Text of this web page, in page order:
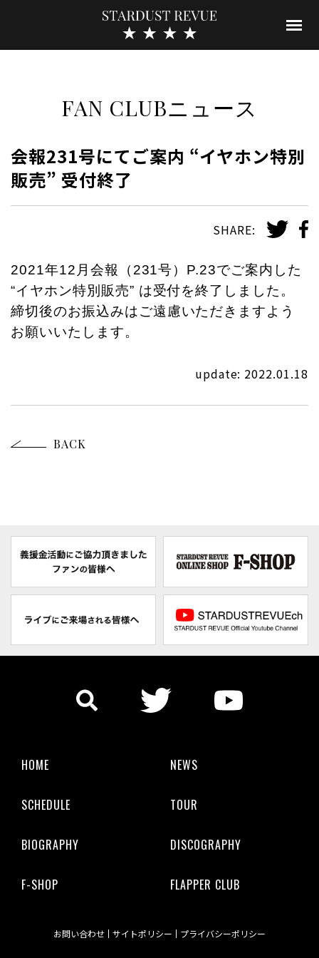
FAN CLUBニュース
会報231号にてご案内 “イヤホン特別
販売” 受付終了
SHARE:
2021年12月会報（231号）P.23でご案内した
“イヤホン特別販売” は受付を終了しました。
締切後のお振込みはご遠慮いただきますよう
お願いいたします。
update: 2022.01.18
BACK
HOME NEWS
SCHEDULE TOUR
BIOGRAPHY DISCOGRAPHY
F-SHOP FLAPPER CLUB
お問い合わせ サイトポリシー プライバシーポリシー